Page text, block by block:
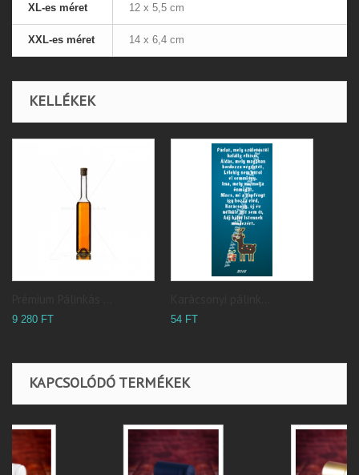
XL-es méret 12 x 5,5 cm
XXL-es méret 14 x 6,4 cm
KELLÉKEK
9 280 FT 54 FT
KAPCSOLÓDÓ TERMÉKEK